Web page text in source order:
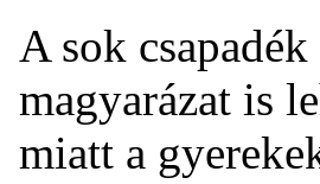
A sok
magyarázat is
miatt a